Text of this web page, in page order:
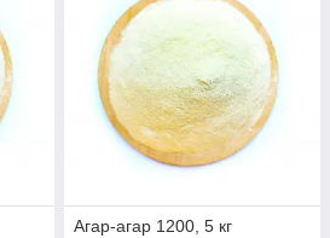
Агар-агар 1200, 5 кг